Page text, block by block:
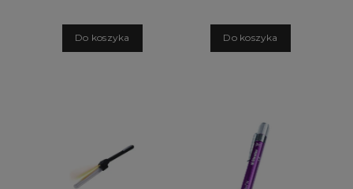
Do koszyka Do koszyka